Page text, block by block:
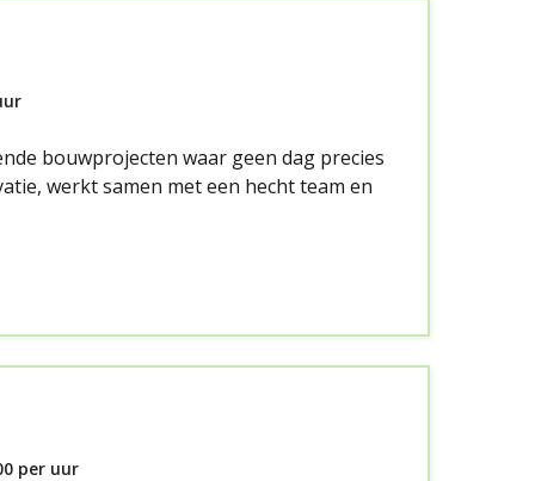
bouwprojecten waar geen dag precies
werkt samen met een hecht team en
per uur